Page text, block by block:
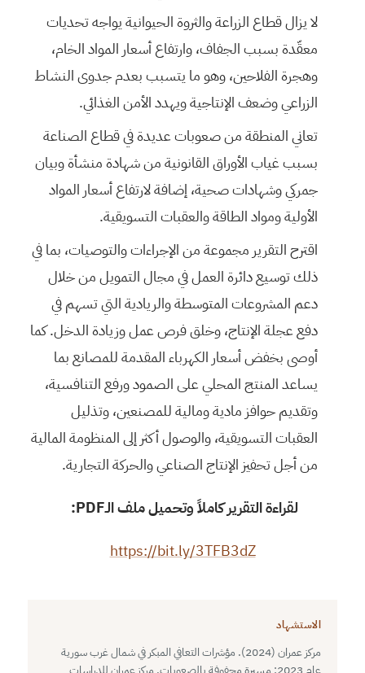
لا يزال قطاع الزراعة والثروة الحيوانية يواجه تحديات
معقّدة بسبب الجفاف، وارتفاع أسعار المواد الخام،
وهجرة الفلاحين، وهو ما يتسبب بعدم جدوى النشاط
الزراعي وضعف الإنتاجية ويهدد الأمن الغذائي.
تعاني المنطقة من صعوبات عديدة في قطاع الصناعة
بسبب غياب الأوراق القانونية من شهادة منشأة وبيان
جمركي وشهادات صحية، إضافة لارتفاع أسعار المواد
الأولية ومواد الطاقة والعقبات التسويقية.
اقترح التقرير مجموعة من الإجراءات والتوصيات، بما في
ذلك توسيع دائرة العمل في مجال التمويل من خلال
دعم المشروعات المتوسطة والريادية التي تسهم في
دفع عجلة الإنتاج، وخلق فرص عمل وزيادة الدخل. كما
أوصى بخفض أسعار الكهرباء المقدمة للمصانع بما
يساعد المنتج المحلي على الصمود ورفع التنافسية،
وتقديم حوافز مادية ومالية للمصنعين، وتذليل
العقبات التسويقية، والوصول أكثر إلى المنظومة المالية
من أجل تحفيز الإنتاج الصناعي والحركة التجارية.
لقراءة التقرير كاملاً وتحميل ملف الـPDF:
https://bit.ly/3TFB3dZ
الاستشهاد
مركز عمران (2024). مؤشرات التعافي المبكر في شمال غرب سورية